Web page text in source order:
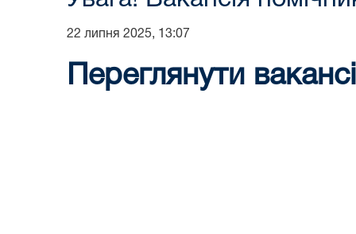
22 липня 2025, 13:07
Переглянути